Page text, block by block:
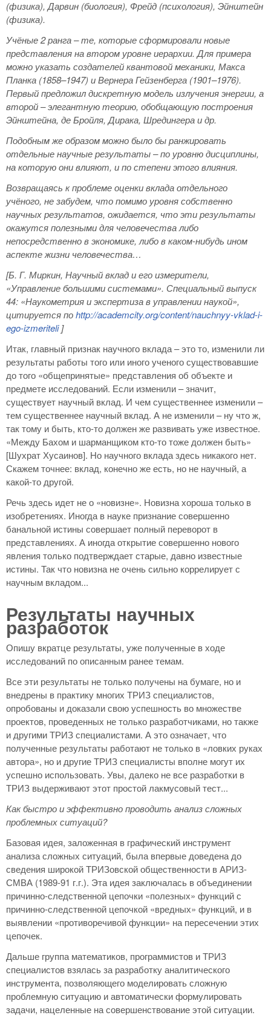
(физика), Дарвин (биология), Фрейд (психология), Эйнштейн
(физика).
Учёные 2 ранга – те, которые сформировали новые
представления на втором уровне иерархии. Для примера
можно указать создателей квантовой механики, Макса
Планка (1858–1947) и Вернера Гейзенберга (1901–1976).
Первый предложил дискретную модель излучения энергии, а
второй – элегантную теорию, обобщающую построения
Эйнштейна, де Бройля, Дирака, Шредингера и др.
Подобным же образом можно было бы ранжировать
отдельные научные результаты – по уровню дисциплины,
на которую они влияют, и по степени этого влияния.
Возвращаясь к проблеме оценки вклада отдельного
учёного, не забудем, что помимо уровня собственно
научных результатов, ожидается, что эти результаты
окажутся полезными для человечества либо
непосредственно в экономике, либо в каком-нибудь ином
аспекте жизни человечества…
[Б. Г. Миркин, Научный вклад и его измерители,
«Управление большими системами». Специальный выпуск
44: «Наукометрия и экспертиза в управлении наукой»,
цитируется поhttp://academcity.org/content/nauchnyy-vklad-i-
ego-izmeriteli]
Итак, главный признак научного вклада – это то, изменили ли
результаты работы того или иного ученого существовавшие
до того «общепринятые» представления об объекте и
предмете исследований. Если изменили – значит,
существует научный вклад. И чем существеннее изменили –
тем существеннее научный вклад. А не изменили – ну что ж,
так тому и быть, кто-то должен же развивать уже известное.
«Между Бахом и шарманщиком кто-то тоже должен быть»
[Шухрат Хусаинов]. Но научного вклада здесь никакого нет.
Скажем точнее: вклад, конечно же есть, но не научный, а
какой-то другой.
Речь здесь идет не о «новизне». Новизна хороша только в
изобретениях. Иногда в науке признание совершенно
банальной истины совершает полный переворот в
представлениях. А иногда открытие совершенно нового
явления только подтверждает старые, давно известные
истины. Так что новизна не очень сильно коррелирует с
научным вкладом...
Результаты научных
разработок
Опишу вкратце результаты, уже полученные в ходе
исследований по описанным ранее темам.
Все эти результаты не только получены на бумаге, но и
внедрены в практику многих ТРИЗ специалистов,
опробованы и доказали свою успешность во множестве
проектов, проведенных не только разработчиками, но также
и другими ТРИЗ специалистами. А это означает, что
полученные результаты работают не только в «ловких руках
автора», но и другие ТРИЗ специалисты вполне могут их
успешно использовать. Увы, далеко не все разработки в
ТРИЗ выдерживают этот простой лакмусовый тест...
Как быстро и эффективно проводить анализ сложных
проблемных ситуаций?
Базовая идея, заложенная в графический инструмент
анализа сложных ситуаций, была впервые доведена до
сведения широкой ТРИЗовской общественности в АРИЗ-
СМВА (1989-91 г.г.). Эта идея заключалась в объединении
причинно-следственной цепочки «полезных» функций с
причинно-следственной цепочкой «вредных» функций, и в
выявлении «противоречивой функции» на пересечении этих
цепочек.
Дальше группа математиков, программистов и ТРИЗ
специалистов взялась за разработку аналитического
инструмента, позволяющего моделировать сложную
проблемную ситуацию и автоматически формулировать
задачи, нацеленные на совершенствование этой ситуации.